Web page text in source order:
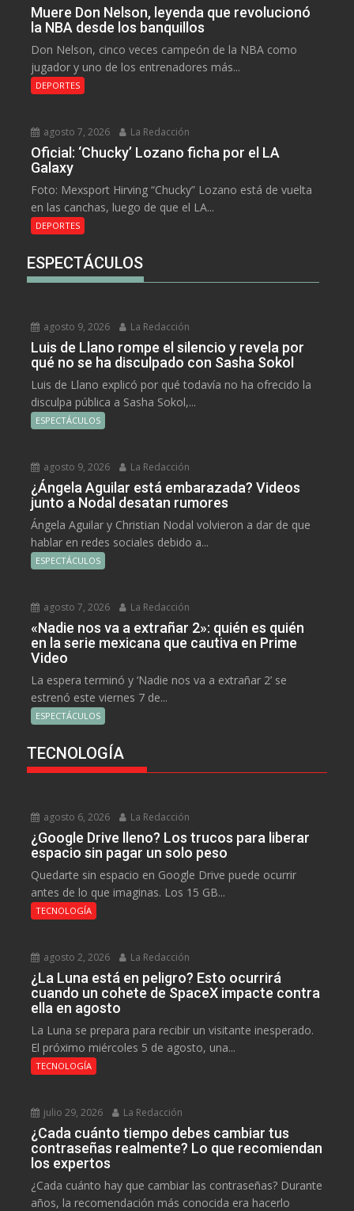
Muere Don Nelson, leyenda que revolucionó
la NBA desde los banquillos
Don Nelson, cinco veces campeón de la NBA como
jugador y uno de los entrenadores más...
DEPORTES
agosto 7, 2026 La Redacción
Oficial: ‘Chucky’ Lozano ficha por el LA
Galaxy
Foto: Mexsport Hirving “Chucky” Lozano está de vuelta
en las canchas, luego de que el LA...
DEPORTES
ESPECTÁCULOS
agosto 9, 2026 La Redacción
Luis de Llano rompe el silencio y revela por
qué no se ha disculpado con Sasha Sokol
Luis de Llano explicó por qué todavía no ha ofrecido la
disculpa pública a Sasha Sokol,...
ESPECTÁCULOS
agosto 9, 2026 La Redacción
¿Ángela Aguilar está embarazada? Videos
junto a Nodal desatan rumores
Ángela Aguilar y Christian Nodal volvieron a dar de que
hablar en redes sociales debido a...
ESPECTÁCULOS
agosto 7, 2026 La Redacción
«Nadie nos va a extrañar 2»: quién es quién
en la serie mexicana que cautiva en Prime
Video
La espera terminó y ‘Nadie nos va a extrañar 2’ se
estrenó este viernes 7 de...
ESPECTÁCULOS
TECNOLOGÍA
agosto 6, 2026 La Redacción
¿Google Drive lleno? Los trucos para liberar
espacio sin pagar un solo peso
Quedarte sin espacio en Google Drive puede ocurrir
antes de lo que imaginas. Los 15 GB...
TECNOLOGÍA
agosto 2, 2026 La Redacción
¿La Luna está en peligro? Esto ocurrirá
cuando un cohete de SpaceX impacte contra
ella en agosto
La Luna se prepara para recibir un visitante inesperado.
El próximo miércoles 5 de agosto, una...
TECNOLOGÍA
julio 29, 2026 La Redacción
¿Cada cuánto tiempo debes cambiar tus
contraseñas realmente? Lo que recomiendan
los expertos
¿Cada cuánto hay que cambiar las contraseñas? Durante
años, la recomendación más conocida era hacerlo